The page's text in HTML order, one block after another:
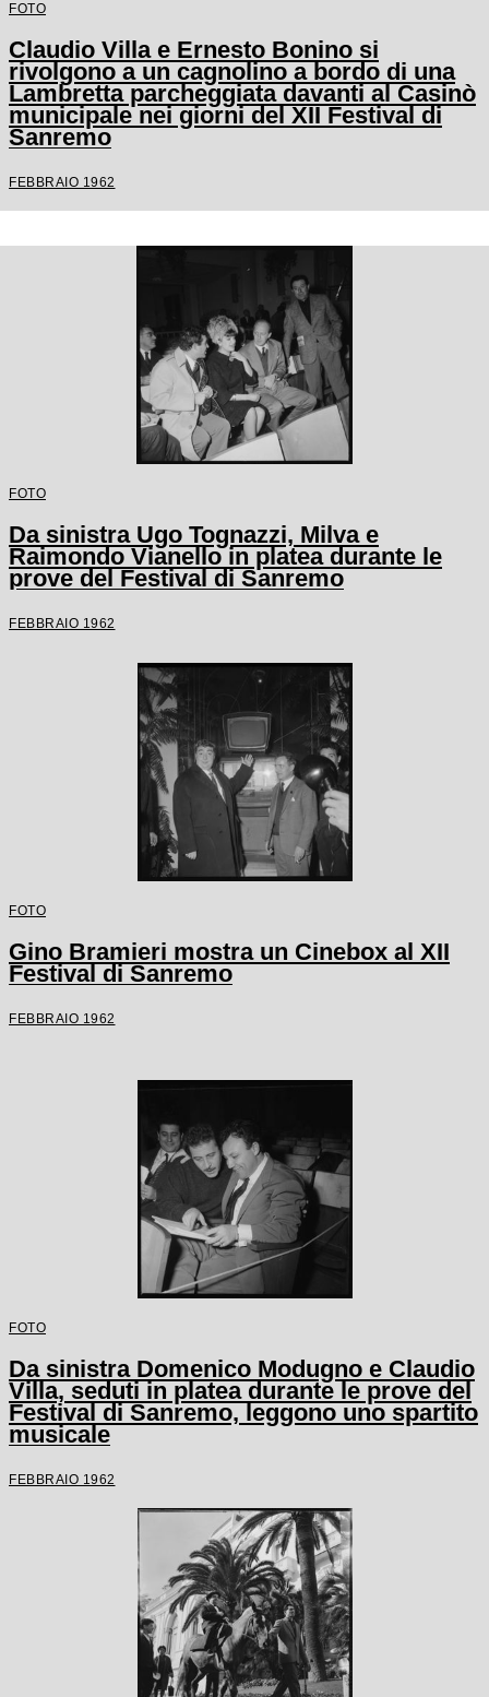
FOTO
Claudio Villa e Ernesto Bonino si
rivolgono a un cagnolino a bordo di una
Lambretta parcheggiata davanti al Casinò
municipale nei giorni del XII Festival di
Sanremo
FEBBRAIO 1962
FOTO
Da sinistra Ugo Tognazzi, Milva e
Raimondo Vianello in platea durante le
prove del Festival di Sanremo
FEBBRAIO 1962
FOTO
Gino Bramieri mostra un Cinebox al XII
Festival di Sanremo
FEBBRAIO 1962
FOTO
Da sinistra Domenico Modugno e Claudio
Villa, seduti in platea durante le prove del
Festival di Sanremo, leggono uno spartito
musicale
FEBBRAIO 1962